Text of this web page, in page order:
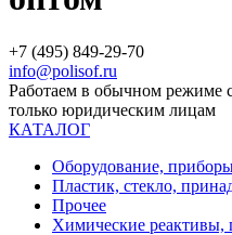
+7 (495) 849-29-70
info@polisof.ru
Работаем в обычном режиме
только юридическим лицам
КАТАЛОГ
Оборудование,
Пластик, стекло,
Прочее
Химические реактивы,